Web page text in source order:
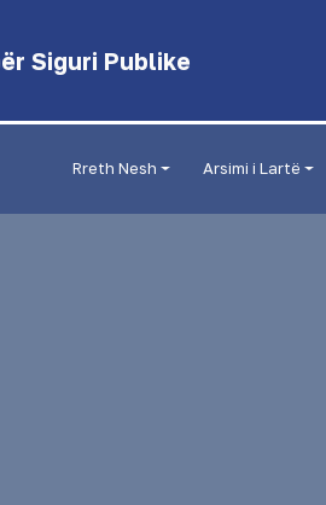
Siguri Publike
Rreth Nesh Arsimi i Lartë